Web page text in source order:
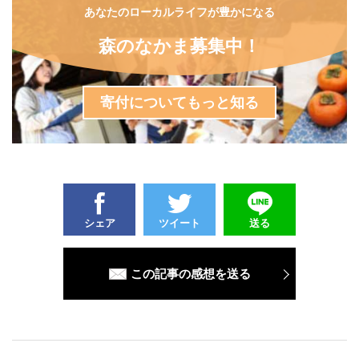
あなたのローカルライフが豊かになる
森のなかま募集中！
寄付についてもっと知る
シェア ツイート 送る
この記事の感想を送る